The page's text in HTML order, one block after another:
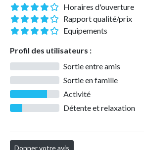
Horaires d'ouverture
Rapport qualité/prix
Equipements
Profil des utilisateurs :
Sortie entre amis
Sortie en famille
Activité
Détente et relaxation